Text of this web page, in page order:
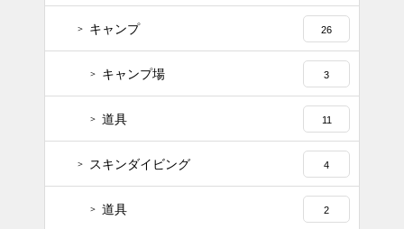
キャンプ 26
キャンプ場 3
道具 11
スキンダイビング 4
道具 2